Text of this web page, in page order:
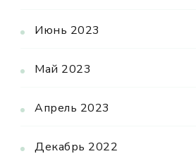
Июнь 2023
Май 2023
Апрель 2023
Декабрь 2022